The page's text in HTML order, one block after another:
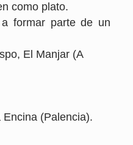
como plato.
formar parte de un
El Manjar (A
Encina (Palencia).